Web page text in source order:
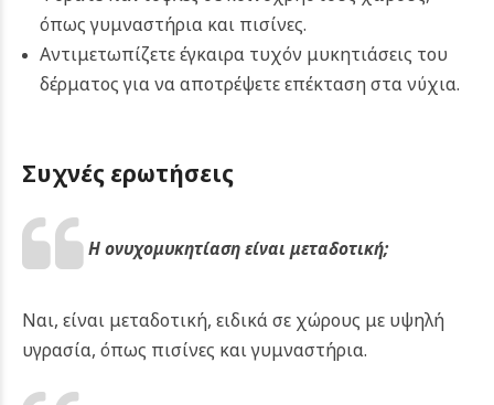
όπως γυμναστήρια και πισίνες.
Αντιμετωπίζετε έγκαιρα τυχόν μυκητιάσεις του
δέρματος για να αποτρέψετε επέκταση στα νύχια.
Συχνές ερωτήσεις
Η ονυχομυκητίαση είναι μεταδοτική;
Ναι, είναι μεταδοτική, ειδικά σε χώρους με υψηλή
υγρασία, όπως πισίνες και γυμναστήρια.